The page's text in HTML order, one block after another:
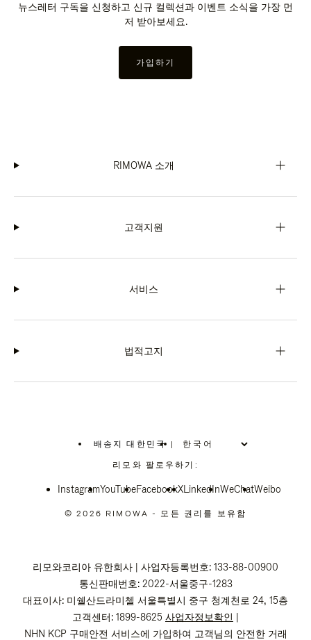
뉴스레터 구독을 신청하고 신규 컬렉션과 이벤트 소식을 가장 먼
저 받아보세요.
가입하기
RIMOWA 소개
고객지원
서비스
법적고지
배송지 대한민국
위
치
선
십
|
리모와 팔로우하기:
InstagramYouTubeFacebookXLinkedInWeChatWeibo
© 2026 RIMOWA - 모든 권리를 보유함
리모와코리아 유한회사 | 사업자등록번호: 133-88-00900
통신판매번호: 2022-서울중구-1283
대표이사: 미쉘산드라미첼 서울특별시 중구 청계천로 24, 15층
고객센터: 1899-8625 사업자정보확인 |
NHN KCP 구매안전 서비스에 가입하여 고객님의 안전한 거래